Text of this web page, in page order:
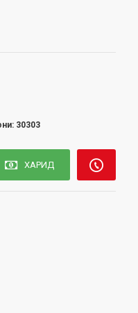
30303
ХАРИД